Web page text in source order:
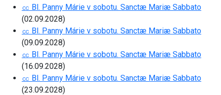
㏄ Bl. Panny Márie v sobotu. Sanctæ Mariæ Sabbato
(02.09.2028)
㏄ Bl. Panny Márie v sobotu. Sanctæ Mariæ Sabbato
(09.09.2028)
㏄ Bl. Panny Márie v sobotu. Sanctæ Mariæ Sabbato
(16.09.2028)
㏄ Bl. Panny Márie v sobotu. Sanctæ Mariæ Sabbato
(23.09.2028)